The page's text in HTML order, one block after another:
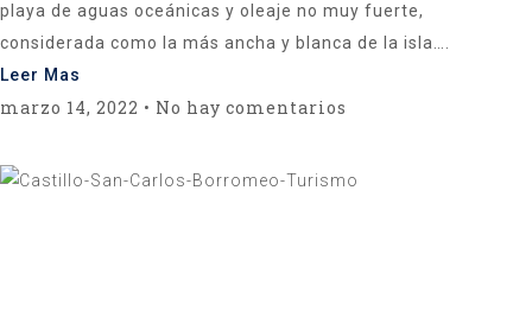
playa de aguas oceánicas y oleaje no muy fuerte,
considerada como la más ancha y blanca de la isla….
Leer Mas
marzo 14, 2022 No hay comentarios